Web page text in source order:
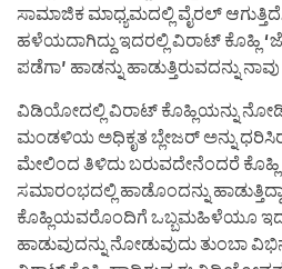
ಸಾಮಾಜಿಕ ಮಾಧ್ಯಮದಲ್ಲಿ ವೈರಲ್
ಹಳೆಯದಾಗಿದ್ದು ಇದರಲ್ಲಿ ವಿರಾಟ್ ಕೊಹ್ಲಿ
ಪಡೆಗಾ’ ಹಾಡನ್ನು ಹಾಡುತ್ತಿರುವದನ್ನು
ವಿಡಿಯೋದಲ್ಲಿ ವಿರಾಟ್ ಕೊಹ್ಲಿಯನ್ನು
ಮಂಡಳಿಯ ಅಧಿಕೃತ ಬ್ಲೇಜರ್ ಅನ್ನು
ಮೇಲಿಂದ ತಿಳಿದು ಬರುವದೇನೆಂದರೆ ಕೊಹ್ಲಿ
ಸಮಾರಂಭದಲ್ಲಿ ಹಾಡೊಂದನ್ನು
ಕೊಹ್ಲಿಯವರೊಂದಿಗೆ ಒಬ್ಬಮಹಿಳೆಯೂ
ಹಾಡುವುದನ್ನು ನೋಡುವುದು ತುಂಬಾ